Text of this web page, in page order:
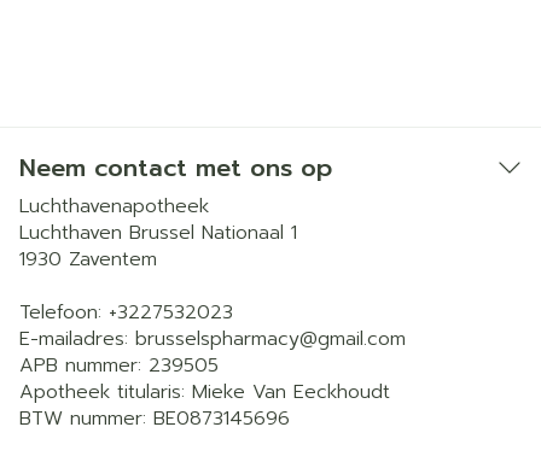
Neem contact met ons op
Luchthavenapotheek
Luchthaven Brussel Nationaal 1
1930 Zaventem
Telefoon: +3227532023
E-mailadres: brusselspharmacy@gmail.com
APB nummer: 239505
Apotheek titularis: Mieke Van Eeckhoudt
BTW nummer: BE0873145696